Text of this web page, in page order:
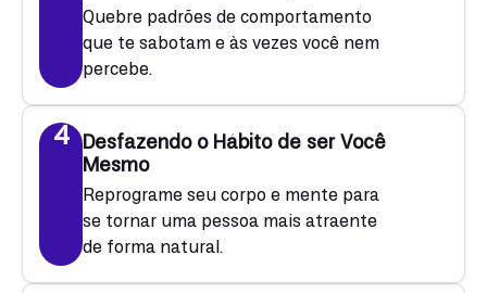
Quebre padrões de comportamento
que te sabotam e às vezes você nem
percebe.
4
Desfazendo o Hábito de ser Você
Mesmo
Reprograme seu corpo e mente para
se tornar uma pessoa mais atraente
de forma natural.